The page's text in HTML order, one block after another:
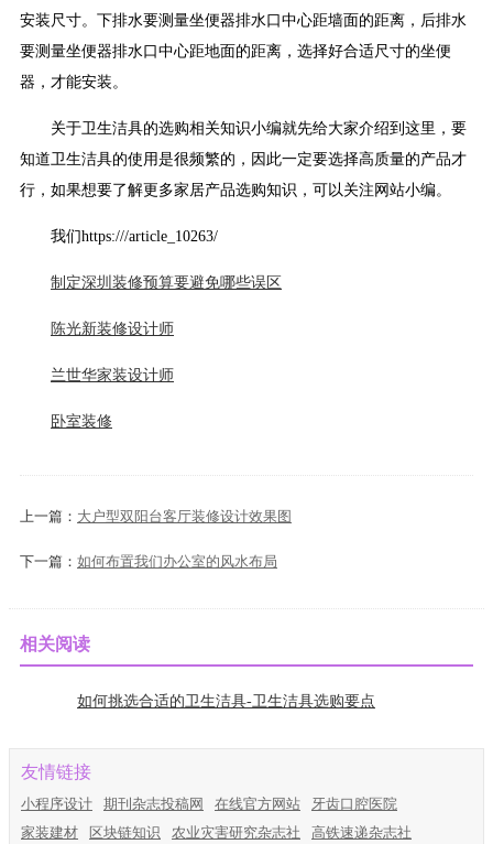
安装尺寸。下排水要测量坐便器排水口中心距墙面的距离，后排水
要测量坐便器排水口中心距地面的距离，选择好合适尺寸的坐便
器，才能安装。
关于卫生洁具的选购相关知识小编就先给大家介绍到这里，要
知道卫生洁具的使用是很频繁的，因此一定要选择高质量的产品才
行，如果想要了解更多家居产品选购知识，可以关注网站小编。
我们https:///article_10263/
制定深圳装修预算要避免哪些误区
陈光新装修设计师
兰世华家装设计师
卧室装修
上一篇： 大户型双阳台客厅装修设计效果图
下一篇： 如何布置我们办公室的风水布局
相关阅读
如何挑选合适的卫生洁具-卫生洁具选购要点
友情链接
小程序设计 期刊杂志投稿网 在线官方网站
牙齿口腔医院
家装建材
区块链知识 农业灾害研究杂志社 高铁速递杂志社